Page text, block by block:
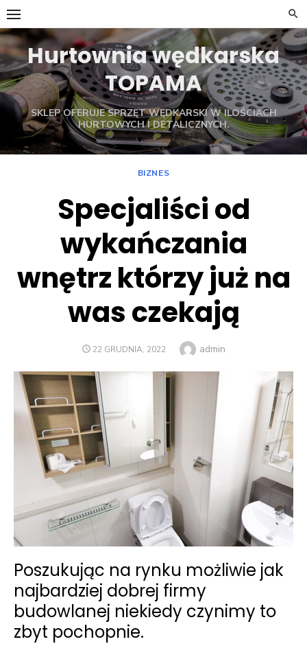
Skip
to
contentHurtownia wędkarska
TOPAMA
SKLEP OFERUJE SPRZĘT WĘDKARSKI W ILOŚCIACH
HURTOWYCH I DETALICZNYCH.
BIZNES
Specjaliści od
wykańczania
wnętrz którzy już na
was czekają
POSTED
22 GRUDNIA, 2022 Author
admin
Poszukując na rynku możliwie jak
najbardziej dobrej firmy
budowlanej niekiedy czynimy to
zbyt pochopnie.